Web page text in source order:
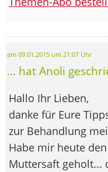
am 09.01.2015 um 21:07 Uhr
... hat Anoli
Hallo Ihr Lieben,
danke für Eure
zur Behandlung
Habe mir heute
Muttersaft geholt...